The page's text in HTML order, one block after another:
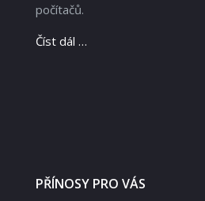
počítačů.
Číst dál …
PŘÍNOSY PRO VÁS